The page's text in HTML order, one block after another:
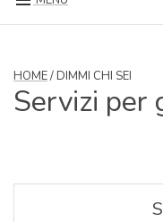
HOME/ DIMMI CHI SEI
Servizi per